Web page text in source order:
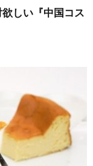
しい『中国コス